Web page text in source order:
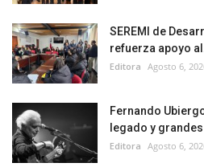
SEREMI de
refuerza apoyo
Editora Agosto 6,
Fernando
legado y
Editora Agosto 6,